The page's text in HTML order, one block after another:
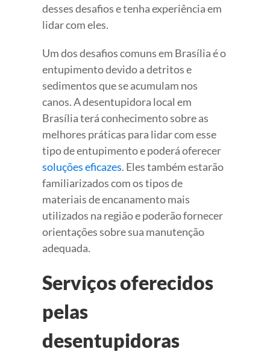
desses desafios e tenha experiência em
lidar com eles.
Um dos desafios comuns em Brasília é o
entupimento devido a detritos e
sedimentos que se acumulam nos
canos. A desentupidora local em
Brasília terá conhecimento sobre as
melhores práticas para lidar com esse
tipo de entupimento e poderá oferecer
soluções eficazes. Eles também estarão
familiarizados com os tipos de
materiais de encanamento mais
utilizados na região e poderão fornecer
orientações sobre sua manutenção
adequada.
Serviços oferecidos
pelas
desentupidoras